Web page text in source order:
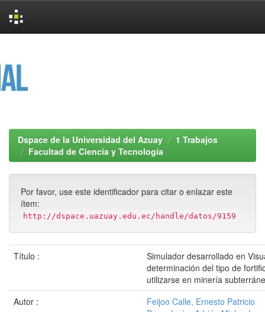
Dspace de la Universidad del Azuay
1 Trabajos
Facultad de Ciencia y Tecnología
Por favor, use este identificador para citar o enlazar este
ítem:
http://dspace.uazuay.edu.ec/handle/datos/9159
Título :
Simulador desarrollado en
determinación del tipo de
utilizarse en minería
Autor :
Feijoo Calle, Ernesto Patricio